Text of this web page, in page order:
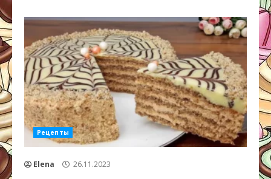
Рецепты
Elena 26.11.2023